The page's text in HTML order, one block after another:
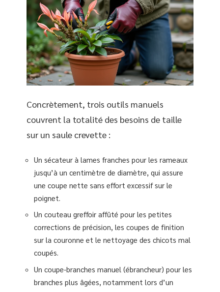
Concrètement, trois outils manuels
couvrent la totalité des besoins de taille
sur un saule crevette :
Un sécateur à lames franches pour les rameaux
jusqu’à un centimètre de diamètre, qui assure
une coupe nette sans effort excessif sur le
poignet.
Un couteau greffoir affûté pour les petites
corrections de précision, les coupes de finition
sur la couronne et le nettoyage des chicots mal
coupés.
Un coupe-branches manuel (ébrancheur) pour les
branches plus âgées, notamment lors d’un